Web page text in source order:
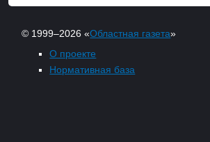
© 1999–2026 «Областная газета»
О проекте
Нормативная база